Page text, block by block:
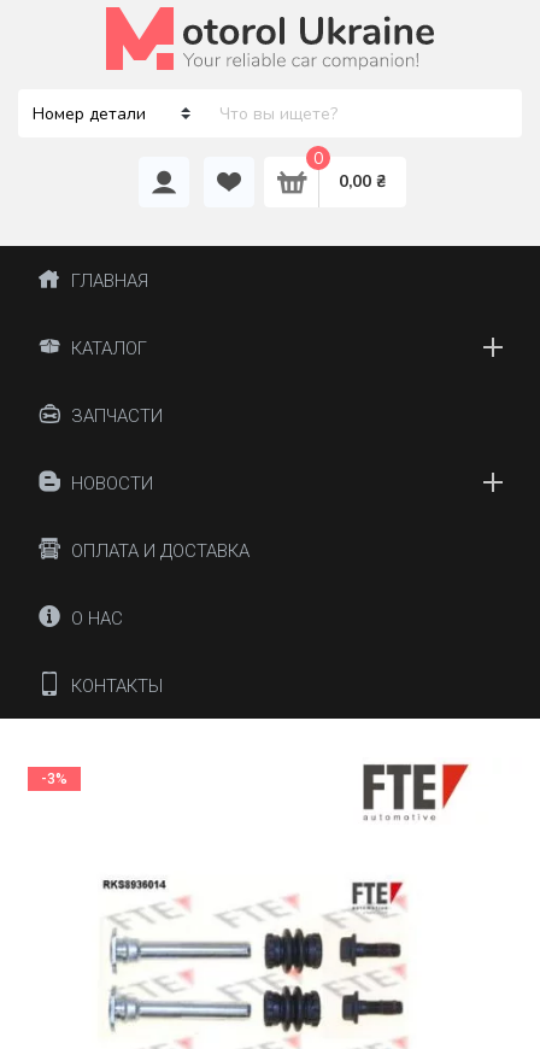
0,00 ₴
0
ГЛАВНАЯ
КАТАЛОГ
ЗАПЧАСТИ
НОВОСТИ
ОПЛАТА И ДОСТАВКА
О НАС
КОНТАКТЫ
-3%